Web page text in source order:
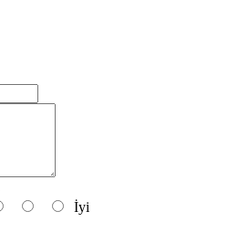
İyi